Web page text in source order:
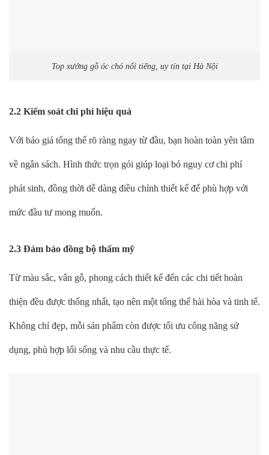
Top xưởng gỗ óc chó nổi tiếng, uy tín tại Hà Nội
2.2 Kiểm soát chi phí hiệu quả
Với báo giá tổng thể rõ ràng ngay từ đầu, bạn hoàn toàn yên tâm
về ngân sách. Hình thức trọn gói giúp loại bỏ nguy cơ chi phí
phát sinh, đồng thời dễ dàng điều chỉnh thiết kế để phù hợp với
mức đầu tư mong muốn.
2.3 Đảm bảo đồng bộ thẩm mỹ
Từ màu sắc, vân gỗ, phong cách thiết kế đến các chi tiết hoàn
thiện đều được thống nhất, tạo nên một tổng thể hài hòa và tinh tế.
Không chỉ đẹp, mỗi sản phẩm còn được tối ưu công năng sử
dụng, phù hợp lối sống và nhu cầu thực tế.